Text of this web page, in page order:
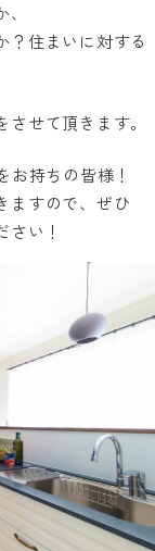
？住まいに対する
せて頂きます。
持ちの皆様！
ますので、ぜひ
さい！